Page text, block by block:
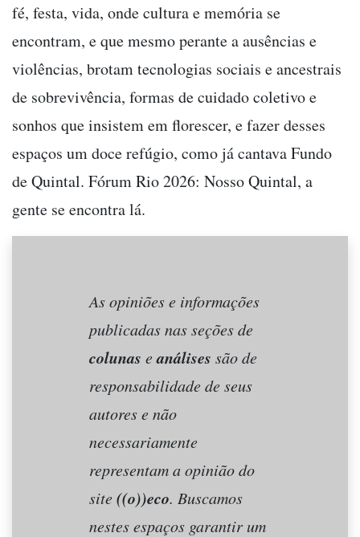
fé, festa, vida, onde cultura e memória se
encontram, e que mesmo perante a ausências e
violências, brotam tecnologias sociais e ancestrais
de sobrevivência, formas de cuidado coletivo e
sonhos que insistem em florescer, e fazer desses
espaços um doce refúgio, como já cantava Fundo
de Quintal. Fórum Rio 2026: Nosso Quintal, a
gente se encontra lá.
As opiniões e informações
publicadas nas seções de
colunas eanálises são de
responsabilidade de seus
autores e não
necessariamente
representam a opinião do
site((o))eco. Buscamos
nestes espaços garantir um